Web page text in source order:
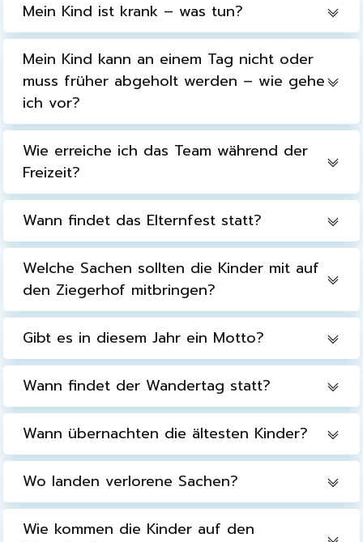
Mein Kind ist krank – was tun?
Mein Kind kann an einem Tag nicht oder
muss früher abgeholt werden – wie gehe
ich vor?
Wie erreiche ich das Team während der
Freizeit?
Wann findet das Elternfest statt?
Welche Sachen sollten die Kinder mit auf
den Ziegerhof mitbringen?
Gibt es in diesem Jahr ein Motto?
Wann findet der Wandertag statt?
Wann übernachten die ältesten Kinder?
Wo landen verlorene Sachen?
Wie kommen die Kinder auf den